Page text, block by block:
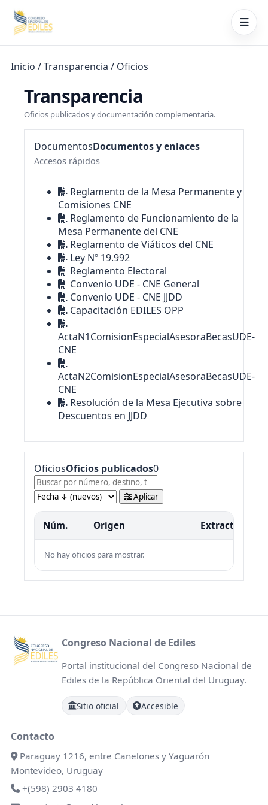
Inicio / Transparencia / Oficios
Transparencia
Oficios publicados y documentación complementaria.
DocumentosDocumentos y enlaces
Accesos rápidos
Reglamento de la Mesa Permanente y
Comisiones CNE
Reglamento de Funcionamiento de la
Mesa Permanente del CNE
Reglamento de Viáticos del CNE
Ley Nº 19.992
Reglamento Electoral
Convenio UDE - CNE General
Convenio UDE - CNE JJDD
Capacitación EDILES OPP
ActaN1ComisionEspecialAsesoraBecasUDE-
CNE
ActaN2ComisionEspecialAsesoraBecasUDE-
CNE
Resolución de la Mesa Ejecutiva sobre
Descuentos en JJDD
OficiosOficios publicados0
Aplicar
Núm. Origen Extracto
No hay oficios para mostrar.
Congreso Nacional de Ediles
Portal institucional del Congreso Nacional de
Ediles de la República Oriental del Uruguay.
Sitio oficial Accesible
Contacto
Paraguay 1216, entre Canelones y Yaguarón
Montevideo, Uruguay
+(598) 2903 4180